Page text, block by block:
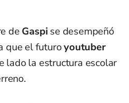
de Gaspi se desempeñó
que el futuroyoutuber
lado la estructura escolar